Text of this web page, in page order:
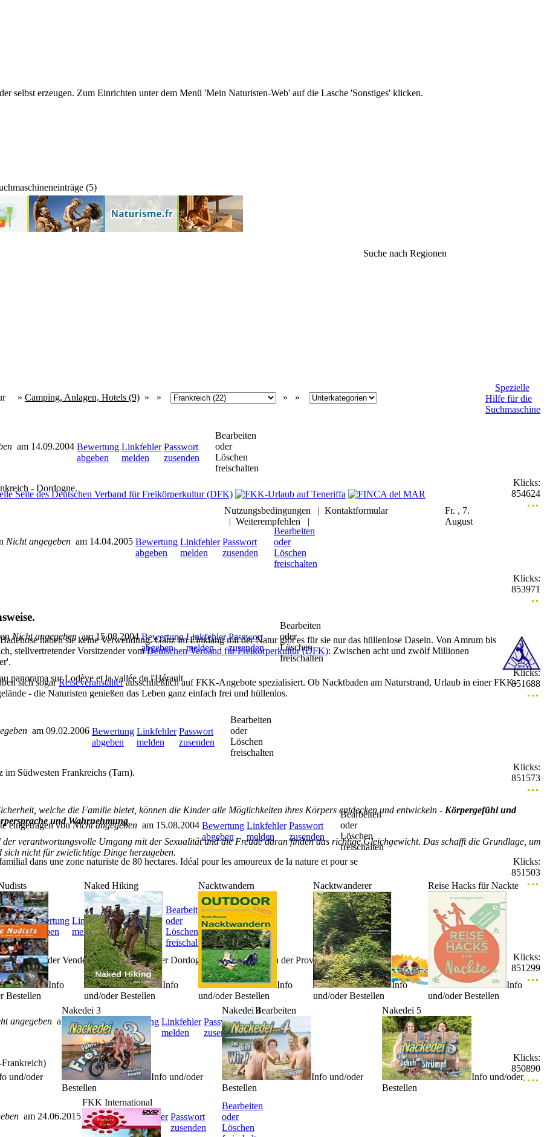
selbst erzeugen. Zum Einrichten unter dem Menü 'Mein Naturisten-Web' auf die Lasche 'Sonstiges' klicken.
(5)
Suche nach Regionen
» Camping, Anlagen, Hotels (9) » » » »
Spezielle
Hilfe für die
Suchmaschine
am 14.09.2004 Bewertung
abgeben
Linkfehler
melden
Passwort
zusenden
Bearbeiten
oder
Löschen
freischalten
- Dordogne.
Klicks:
854624
Nicht angegeben am 14.04.2005 Bewertung
abgeben
Linkfehler
melden
Passwort
zusenden
Bearbeiten
oder
Löschen
freischalten
Klicks:
853971
Nicht angegebenam 15.08.2004 Bewertung
abgeben
Linkfehler
melden
Passwort
zusenden
Bearbeiten
oder
Löschen
freischalten
panorama sur Lodève et la vallée de l'Hérault
Klicks:
851688
am 09.02.2006 Bewertung
abgeben
Linkfehler
melden
Passwort
zusenden
Bearbeiten
oder
Löschen
freischalten
Südwesten Frankreichs (Tarn).
Klicks:
851573
eingetragen vonNicht angegeben am 15.08.2004 Bewertung
abgeben
Linkfehler
melden
Passwort
zusenden
Bearbeiten
oder
Löschen
freischalten
dans une zone naturiste de 80 hectares. Idéal pour les amoureux de la nature et pour se
Klicks:
851503
Bewertung
abgeben
Linkfehler
melden
Passwort
zusenden
Bearbeiten
oder
Löschen
freischalten
in der Vendée, in Limousin, in der Dordogne, in Languedoc, in der Provencee,
Klicks:
851299
angegeben am 18.06.2007
Bewertung
abgeben
Linkfehler
melden
Passwort
zusenden
Bearbeiten
oder
Löschen
freischalten
Klicks:
850890
am 24.06.2015 Bewertung
abgeben
Linkfehler
melden
Passwort
zusenden
Bearbeiten
oder
Löschen
haben sie keine Verwendung. Ganz im Einklang mit der Natur gibt es für sie nur das hüllenlose Dasein. Von Amrum bis
stellvertretender Vorsitzender vomDeutschen Verband für Freikörperkultur (DFK): Zwischen acht und zwölf Millionen
sich sogarReiseveranstalterausschließlich auf FKK-Angebote spezialisiert. Ob Nacktbaden am Naturstrand, Urlaub in einer FKK-
- die Naturisten genießen das Leben ganz einfach frei und hüllenlos.
welche die Familie bietet, können die Kinder alle Möglichkeiten ihres Körpers entdecken und entwickeln - Körpergefühl und
und Wahrnehmung.
verantwortungsvolle Umgang mit der Sexualität und die Freude daran finden das richtige Gleichgewicht. Das schafft die Grundlage, um
sich nicht für zwielichtige Dinge herzugeben.
Info
Bestellen
Naked Hiking
Info
und/oder Bestellen
Nacktwandern
Info
und/oder Bestellen
Nacktwanderer
Info
und/oder Bestellen
Reise Hacks für Nackte
Info
und/oder Bestellen
und/oder
Nakedei 3
Info und/oder
Bestellen
Nakedei 4
Info und/oder
Bestellen
Nakedei 5
Info und/oder
Bestellen
FKK International
Nutzungsbedingungen | Kontaktformular
| Weiterempfehlen |
Fr. , 7.
August